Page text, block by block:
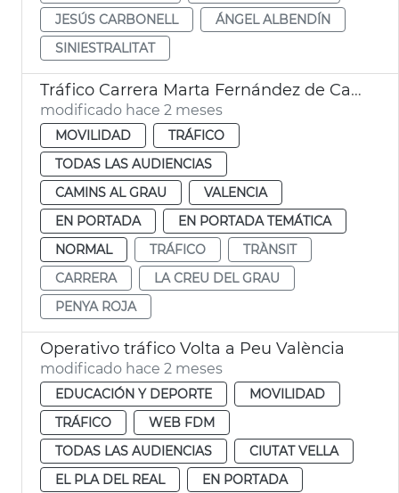
JESÚS CARBONELL
ÁNGEL ALBENDÍN
SINIESTRALITAT
Tráfico Carrera Marta Fernández de Castro València
modificado hace 2 meses
MOVILIDAD
TRÁFICO
TODAS LAS AUDIENCIAS
CAMINS AL GRAU
VALENCIA
EN PORTADA
EN PORTADA TEMÁTICA
NORMAL
TRÁFICO
TRÀNSIT
CARRERA
LA CREU DEL GRAU
PENYA ROJA
Operativo tráfico Volta a Peu València
modificado hace 2 meses
EDUCACIÓN Y DEPORTE
MOVILIDAD
TRÁFICO
WEB FDM
TODAS LAS AUDIENCIAS
CIUTAT VELLA
EL PLA DEL REAL
EN PORTADA